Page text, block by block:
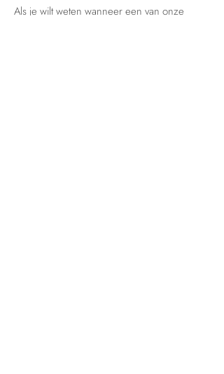
Als je wilt weten wanneer een van onze